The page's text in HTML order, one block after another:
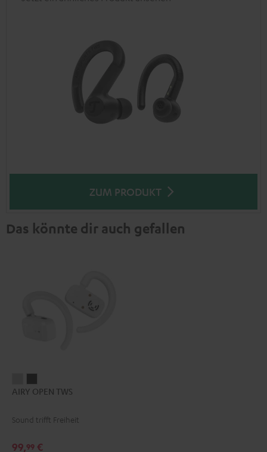
ZUM PRODUKT
Das könnte dir auch gefallen
OPEN
Moon
OPEN
Night
AIRY OPEN TWS
Sound trifft Freiheit
99,99 €